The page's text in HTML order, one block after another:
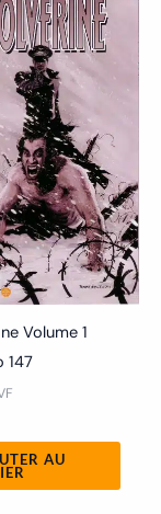
Volume 1
147
AU